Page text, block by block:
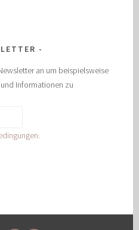
an um beispielsweise
Informationen zu